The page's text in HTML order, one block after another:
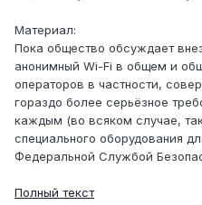
Материал:
Пока общество обсуждает
анонимный Wi-Fi в общем и
операторов в частности,
гораздо более серьёзное
каждым (во всяком случае,
специального оборудования
Федеральной Службой
Полный текст